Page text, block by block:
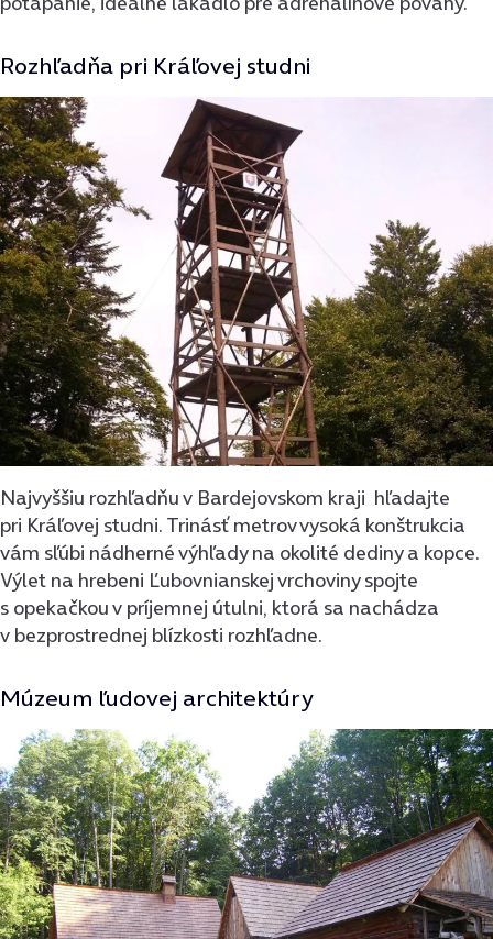
Rozhľadňa pri Kráľovej studni
Najvyššiu rozhľadňu v Bardejovskom kraji hľadajte
pri Kráľovej studni. Trinásť metrov vysoká konštrukcia
vám sľúbi nádherné výhľady na okolité dediny a kopce.
Výlet na hrebeni Ľubovnianskej vrchoviny spojte
s opekačkou v príjemnej útulni, ktorá sa nachádza
v bezprostrednej blízkosti rozhľadne.
Múzeum ľudovej architektúry